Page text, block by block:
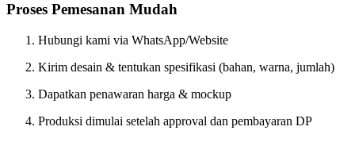
Proses Pemesanan Mudah
Hubungi kami via WhatsApp/Website
Kirim desain & tentukan spesifikasi (bahan, warna, jumlah)
Dapatkan penawaran harga & mockup
Produksi dimulai setelah approval dan pembayaran DP